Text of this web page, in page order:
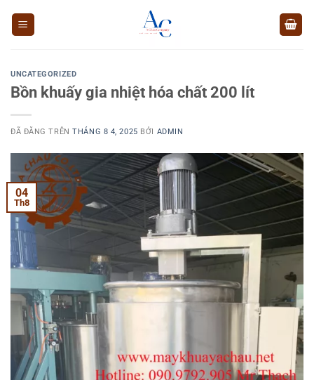
UNCATEGORIZED
Bồn khuấy gia nhiệt hóa chất 200 lít
ĐÃ ĐĂNG TRÊNTHÁNG 8 4, 2025 BỞI ADMIN
04
Th8